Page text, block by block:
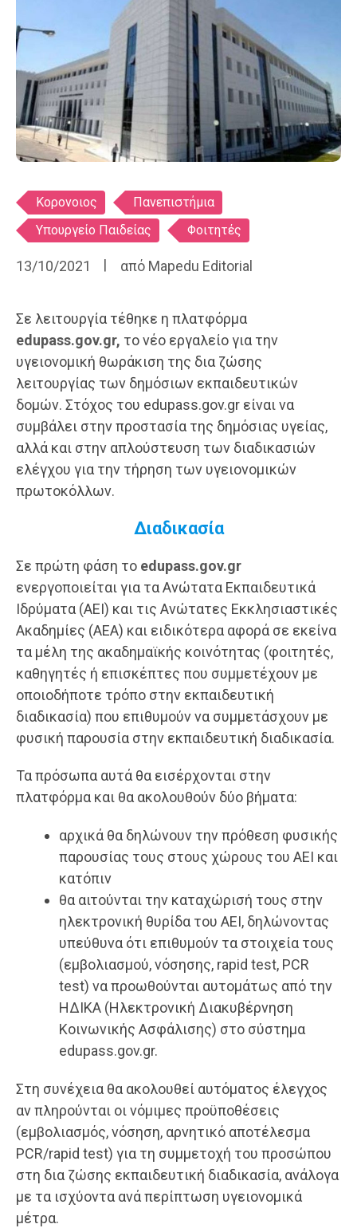
Ετικέτες
Κορονοιος
Πανεπιστήμια
Υπουργείο Παιδείας
Φοιτητές
13/10/2021 από Mapedu Editorial
Σε λειτουργία τέθηκε η πλατφόρμα
edupass.gov.gr, το νέο εργαλείο για την
υγειονομική θωράκιση της δια ζώσης
λειτουργίας των δημόσιων εκπαιδευτικών
δομών. Στόχος του edupass.gov.gr είναι να
συμβάλει στην προστασία της δημόσιας υγείας,
αλλά και στην απλούστευση των διαδικασιών
ελέγχου για την τήρηση των υγειονομικών
πρωτοκόλλων.
Διαδικασία
Σε πρώτη φάση το edupass.gov.gr
ενεργοποιείται για τα Ανώτατα Εκπαιδευτικά
Ιδρύματα (ΑΕΙ) και τις Ανώτατες Εκκλησιαστικές
Ακαδημίες (ΑΕΑ) και ειδικότερα αφορά σε εκείνα
τα μέλη της ακαδημαϊκής κοινότητας (φοιτητές,
καθηγητές ή επισκέπτες που συμμετέχουν με
οποιοδήποτε τρόπο στην εκπαιδευτική
διαδικασία) που επιθυμούν να συμμετάσχουν με
φυσική παρουσία στην εκπαιδευτική διαδικασία.
Τα πρόσωπα αυτά θα εισέρχονται στην
πλατφόρμα και θα ακολουθούν δύο βήματα:
αρχικά θα δηλώνουν την πρόθεση φυσικής
παρουσίας τους στους χώρους του ΑΕΙ και
κατόπιν
θα αιτούνται την καταχώρισή τους στην
ηλεκτρονική θυρίδα του ΑΕΙ, δηλώνοντας
υπεύθυνα ότι επιθυμούν τα στοιχεία τους
(εμβολιασμού, νόσησης, rapid test, PCR
test) να προωθούνται αυτομάτως από την
ΗΔΙΚΑ (Ηλεκτρονική Διακυβέρνηση
Κοινωνικής Ασφάλισης) στο σύστημα
edupass.gov.gr.
Στη συνέχεια θα ακολουθεί αυτόματος έλεγχος
αν πληρούνται οι νόμιμες προϋποθέσεις
(εμβολιασμός, νόσηση, αρνητικό αποτέλεσμα
PCR/rapid test) για τη συμμετοχή του προσώπου
στη δια ζώσης εκπαιδευτική διαδικασία, ανάλογα
με τα ισχύοντα ανά περίπτωση υγειονομικά
μέτρα.